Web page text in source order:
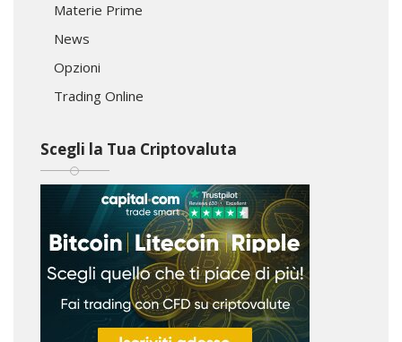
Materie Prime
News
Opzioni
Trading Online
Scegli la Tua Criptovaluta